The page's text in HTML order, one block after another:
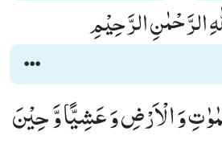
الرَّحْمٰنِ الرَّحِیْمِ
وَ الْاَرْضِ وَ عَشِیًّا وَّ حِیْنَ